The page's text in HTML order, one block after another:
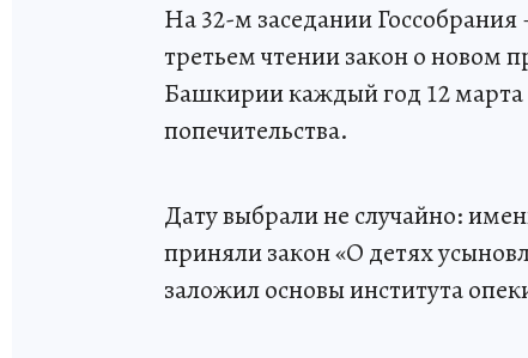
На 32-м заседании
третьем чтении закон о новом
Башкирии каждый год 12 марта
попечительства.
Дату выбрали не случайно:
приняли закон «О детях
заложил основы института